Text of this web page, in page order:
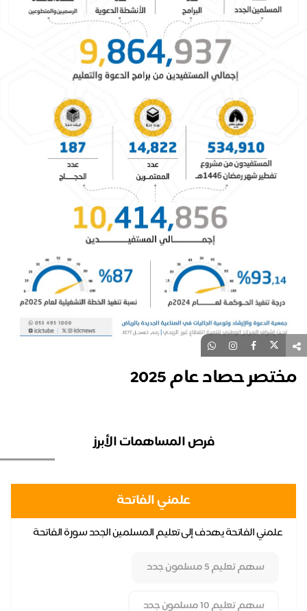
حصاد عام 2025
فرص المساهمات الأبرز
علمني الفاتحة
علمني الفاتحة يهدف إلى تعليم المسلمين الجدد سورة الفاتحة
سهم تعليم 5 مسلمون جدد
سهم تعليم 10 مسلمون جدد